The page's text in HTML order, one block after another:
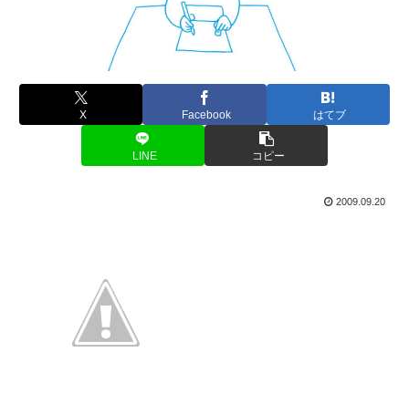
X Facebook はてブ
LINE コピー
2009.09.20